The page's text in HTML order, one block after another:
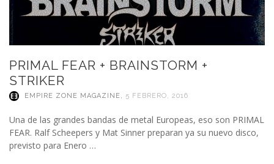
PRIMAL FEAR + BRAINSTORM +
STRIKER
EMPIRE ZONE MAGAZINE, 5 FEBRERO, 2016
Una de las grandes bandas de metal Europeas, eso son PRIMAL
FEAR. Ralf Scheepers y Mat Sinner preparan ya su nuevo disco,
previsto para Enero …